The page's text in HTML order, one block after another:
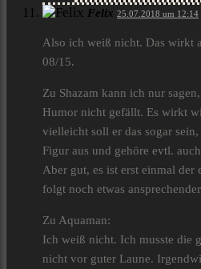
Felix 25.07.2018 um 12:14
Also ich weiß nicht. Das wirkt
08/15.
Zu Shazam kann ich nur
Humor nicht gefällt. Es wirkt
vielleicht soll er das sogar
Figur aus und gehöre evtl.
Aber gut, es ist erst einmal der
folgt noch etwas
Zu Aquaman:
Ich weiß nicht. Ich musste die
nicht vor guter Laune.